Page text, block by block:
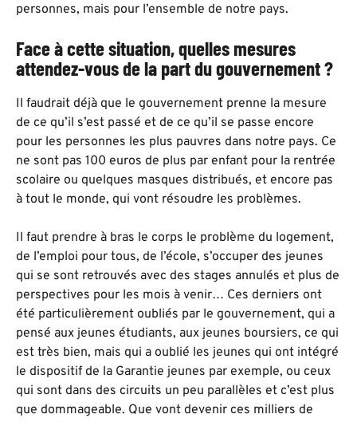
personnes, mais pour l’ensemble de notre pays.
Face à cette situation, quelles mesures
attendez-vous de la part du gouvernement ?
Il faudrait déjà que le gouvernement prenne la mesure
de ce qu’il s’est passé et de ce qu’il se passe encore
pour les personnes les plus pauvres dans notre pays. Ce
ne sont pas 100 euros de plus par enfant pour la rentrée
scolaire ou quelques masques distribués, et encore pas
à tout le monde, qui vont résoudre les problèmes.
Il faut prendre à bras le corps le problème du logement,
de l’emploi pour tous, de l’école, s’occuper des jeunes
qui se sont retrouvés avec des stages annulés et plus de
perspectives pour les mois à venir… Ces derniers ont
été particulièrement oubliés par le gouvernement, qui a
pensé aux jeunes étudiants, aux jeunes boursiers, ce qui
est très bien, mais qui a oublié les jeunes qui ont intégré
le dispositif de la Garantie jeunes par exemple, ou ceux
qui sont dans des circuits un peu parallèles et c’est plus
que dommageable. Que vont devenir ces milliers de